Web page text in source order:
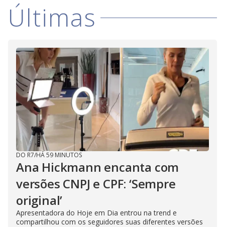
V
i
d
e
o
Últimas
DO R7/HÁ 59 MINUTOS
Ana Hickmann encanta com
versões CNPJ e CPF: ‘Sempre
original’
Apresentadora do Hoje em Dia entrou na trend e
compartilhou com os seguidores suas diferentes versões